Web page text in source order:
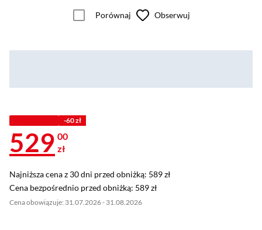
Porównaj Obserwuj
-60 zł
529 00
zł
Najniższa cena z 30 dni przed obniżką: 589 zł
Najniższa cena z 30 dni przed obniżką: 589 zł
Cena bezpośrednio przed obniżką: 589 zł
Cena bezpośrednio przed obniżką: 589 zł
Cena obowiązuje: 31.07.2026 - 31.08.2026